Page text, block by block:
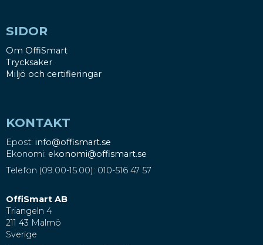
SIDOR
Om OffiSmart
Trycksaker
Miljö och certifieringar
KONTAKT
Epost: info@offismart.se
Ekonomi: ekonomi@offismart.se
Telefon (09.00-15.00): 010-516 47 57
OffiSmart AB
Triangeln 4
211 43 Malmö
Sverige